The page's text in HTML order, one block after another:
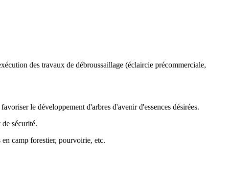
des travaux de débroussaillage (éclaircie précommerciale,
le développement d'arbres d'avenir d'essences désirées.
sécurité.
camp forestier, pourvoirie, etc.